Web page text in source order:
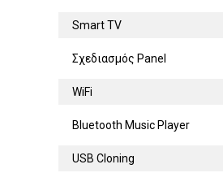
Smart TV
Σχεδιασμός Panel
WiFi
Bluetooth Music Player
USB Cloning